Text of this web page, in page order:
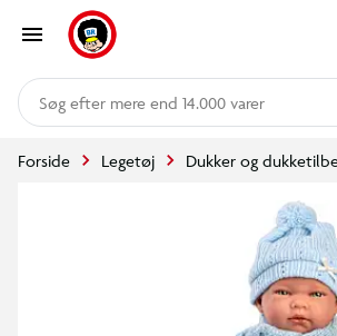
mere end 14.000 varer
Forside Legetøj Dukker og